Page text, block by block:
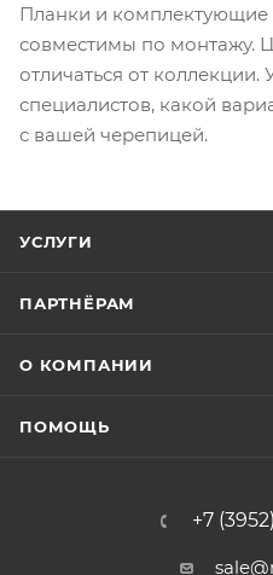
Планки и комплектующие
совместимы по монтажу.
отличаться от коллекции.
специалистов, какой
с вашей черепицей.
УСЛУГИ
ПАРТНЁРАМ
О КОМПАНИИ
ПОМОЩЬ
+7